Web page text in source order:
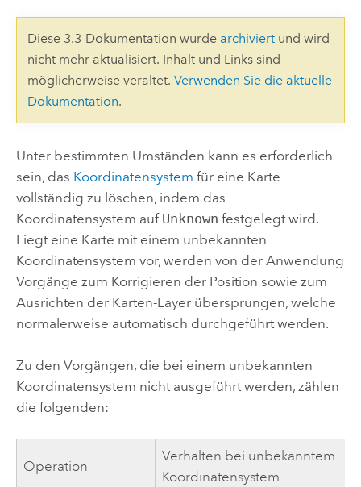
Diese 3.3-Dokumentation wurde archiviertund wird
nicht mehr aktualisiert. Inhalt und Links sind
möglicherweise veraltet. Verwenden Sie die aktuelle
Dokumentation.
Unter bestimmten Umständen kann es erforderlich
sein, das Koordinatensystem für eine Karte
vollständig zu löschen, indem das
Koordinatensystem auf Unknown festgelegt wird.
Liegt eine Karte mit einem unbekannten
Koordinatensystem vor, werden von der Anwendung
Vorgänge zum Korrigieren der Position sowie zum
Ausrichten der Karten-Layer übersprungen, welche
normalerweise automatisch durchgeführt werden.
Zu den Vorgängen, die bei einem unbekannten
Koordinatensystem nicht ausgeführt werden, zählen
die folgenden:
Operation
Verhalten bei unbekanntem
Koordinatensystem